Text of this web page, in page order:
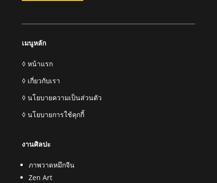
เมนูหลัก
◊ หน้าแรก
◊ เกี่ยวกับเรา
◊ นโยบายความเป็นส่วนตัว
◊ นโยบายการใช้คุกกี้
งานศิลปะ
ภาพวาดหมึกจีน
Zen Art